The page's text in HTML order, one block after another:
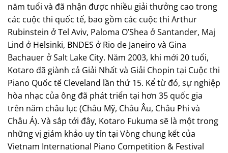
năm tuổi và đã nhận được nhiều giải thưởng cao trong
các cuộc thi quốc tế, bao gồm các cuộc thi Arthur
Rubinstein ở Tel Aviv, Paloma O’Shea ở Santander, Maj
Lind ở Helsinki, BNDES ở Rio de Janeiro và Gina
Bachauer ở Salt Lake City. Năm 2003, khi mới 20 tuổi,
Kotaro đã giành cả Giải Nhất và Giải Chopin tại Cuộc thi
Piano Quốc tế Cleveland lần thứ 15. Kể từ đó, sự nghiệp
hòa nhạc của ông đã phát triển tại hơn 35 quốc gia
trên năm châu lục (Châu Mỹ, Châu Âu, Châu Phi và
Châu Á). Và sắp tới đây, Kotaro Fukuma sẽ là một trong
những vị giám khảo uy tín tại Vòng chung kết của
Vietnam International Piano Competition & Festival